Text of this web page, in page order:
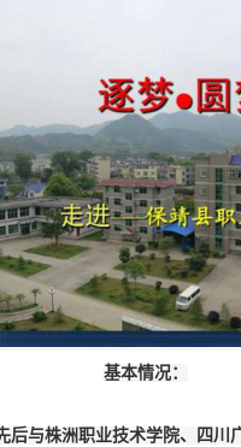
基本情况：
与株洲职业技术学院、四川广